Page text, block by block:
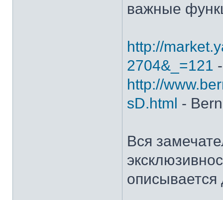
важные
http://
2704&_=121
http://
sD.html -
Вся
описывается